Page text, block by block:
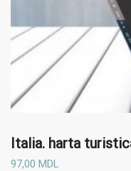
Italia. harta
97,00 MDL